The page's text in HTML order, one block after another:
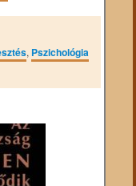
, Pszichológia